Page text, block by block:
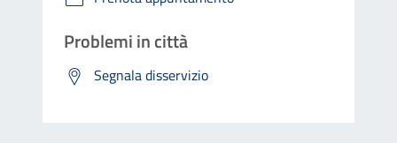
Problemi in città
Segnala disservizio